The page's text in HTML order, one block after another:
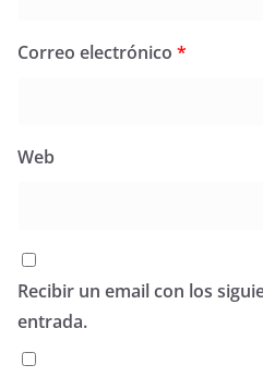
Correo electrónico *
Web
Recibir un email con los
entrada.